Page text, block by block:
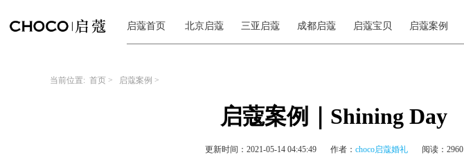
启蔻首页 北京启蔻 三亚启蔻 成都启蔻 启蔻宝贝 启蔻案例
当前位置: 首页 > 启蔻案例 >
启蔻案例｜Shining Day
更新时间：2021-05-14 04:45:49 作者： choco启蔻婚礼 阅读：2960